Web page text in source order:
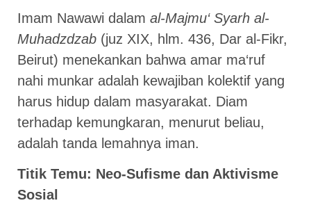
Imam Nawawi dalam al-Majmu‘ Syarh al-
Muhadzdzab (juz XIX, hlm. 436, Dar al-Fikr,
Beirut) menekankan bahwa amar ma‘ruf
nahi munkar adalah kewajiban kolektif yang
harus hidup dalam masyarakat. Diam
terhadap kemungkaran, menurut beliau,
adalah tanda lemahnya iman.
Titik Temu: Neo-Sufisme dan Aktivisme
Sosial